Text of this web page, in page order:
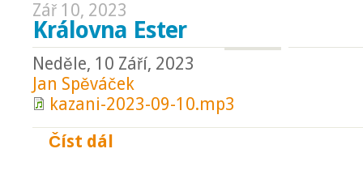
Zář 10, 2023
Královna Ester
Neděle, 10 Září, 2023
Jan Spěváček
kazani-2023-09-10.mp3
Číst dál